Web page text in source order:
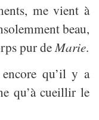
me vient à
beau,
pur deMarie.
encore qu’il y a
qu’à cueillir le